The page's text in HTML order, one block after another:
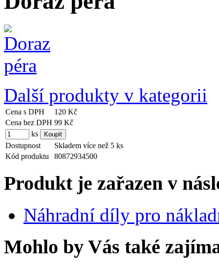
Další produkty v kategorii
Cena s DPH
120 Kč
Cena bez DPH 99 Kč
ks
Dostupnost
Skladem více než 5 ks
Kód produktu
80872934500
Produkt je zařazen v
Náhradní díly pro
Mohlo by Vás také